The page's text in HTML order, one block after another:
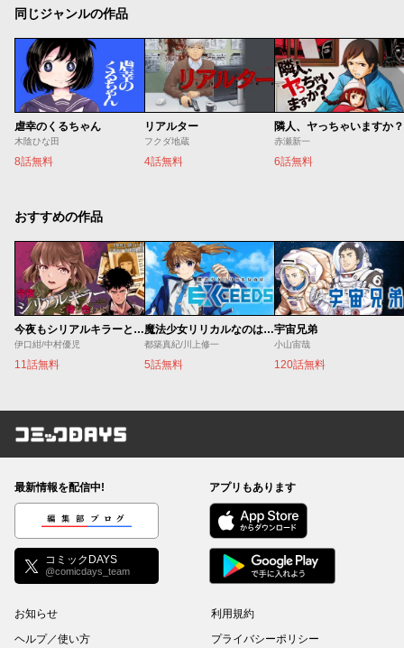
同じジャンルの作品
虐幸のくるちゃん
木陰ひな田
8話無料
リアルター
フクダ地蔵
4話無料
隣人、ヤっちゃいますか？
赤瀬新一
6話無料
おすすめの作品
今夜もシリアルキラーと待ち合わせ
伊口紺/中村優児
11話無料
魔法少女リリカルなのは EXCEEDS
都築真紀/川上修一
5話無料
宇宙兄弟
小山宙哉
120話無料
コミックDAYS
最新情報を配信中!
編集部ブログ
コミックDAYS
@comicdays_team
アプリもあります
お知らせ
ヘルプ／使い方
利用規約
プライバシーポリシー